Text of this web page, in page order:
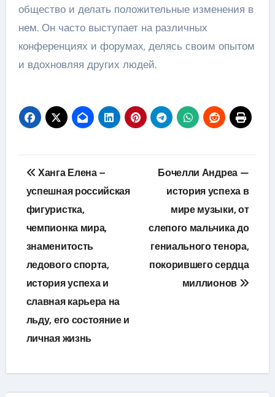
общество и делать положительные изменения в
нем. Он часто выступает на различных
конференциях и форумах, делясь своим опытом
и вдохновляя других людей.
Навигация
по
записям
Ханга Елена –
успешная российская
фигуристка,
чемпионка мира,
знаменитость
ледового спорта,
история успеха и
славная карьера на
льду, его состояние и
личная жизнь
Бочелли Андреа —
история успеха в
мире музыки, от
слепого мальчика до
гениального тенора,
покорившего сердца
миллионов